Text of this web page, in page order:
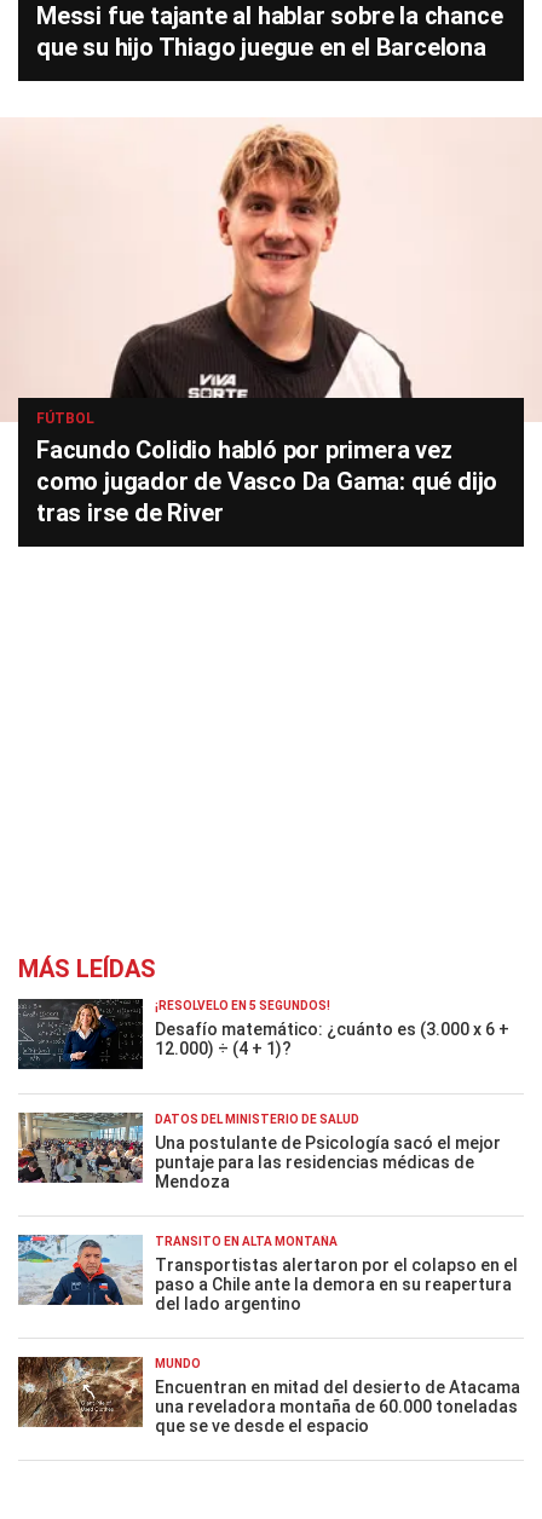
Messi fue tajante al hablar sobre la chance
que su hijo Thiago juegue en el Barcelona
FÚTBOL
Facundo Colidio habló por primera vez
como jugador de Vasco Da Gama: qué dijo
tras irse de River
MÁS LEÍDAS
¡RESOLVELO EN 5 SEGUNDOS!
Desafío matemático: ¿cuánto es (3.000 x 6 +
12.000) ÷ (4 + 1)?
DATOS DEL MINISTERIO DE SALUD
Una postulante de Psicología sacó el mejor
puntaje para las residencias médicas de
Mendoza
TRÁNSITO EN ALTA MONTAÑA
Transportistas alertaron por el colapso en el
paso a Chile ante la demora en su reapertura
del lado argentino
MUNDO
Encuentran en mitad del desierto de Atacama
una reveladora montaña de 60.000 toneladas
que se ve desde el espacio